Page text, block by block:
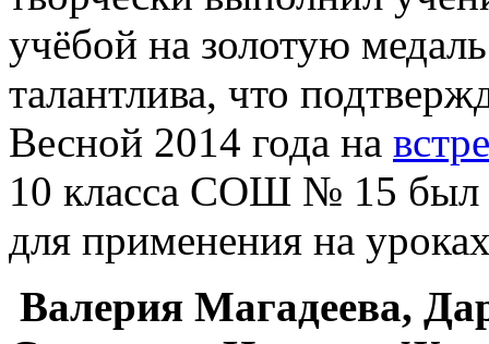
учёбой на золотую
талантлива, что
Весной 2014 года на
10 класса СОШ № 15 был
для применения на
Валерия Магадеева,